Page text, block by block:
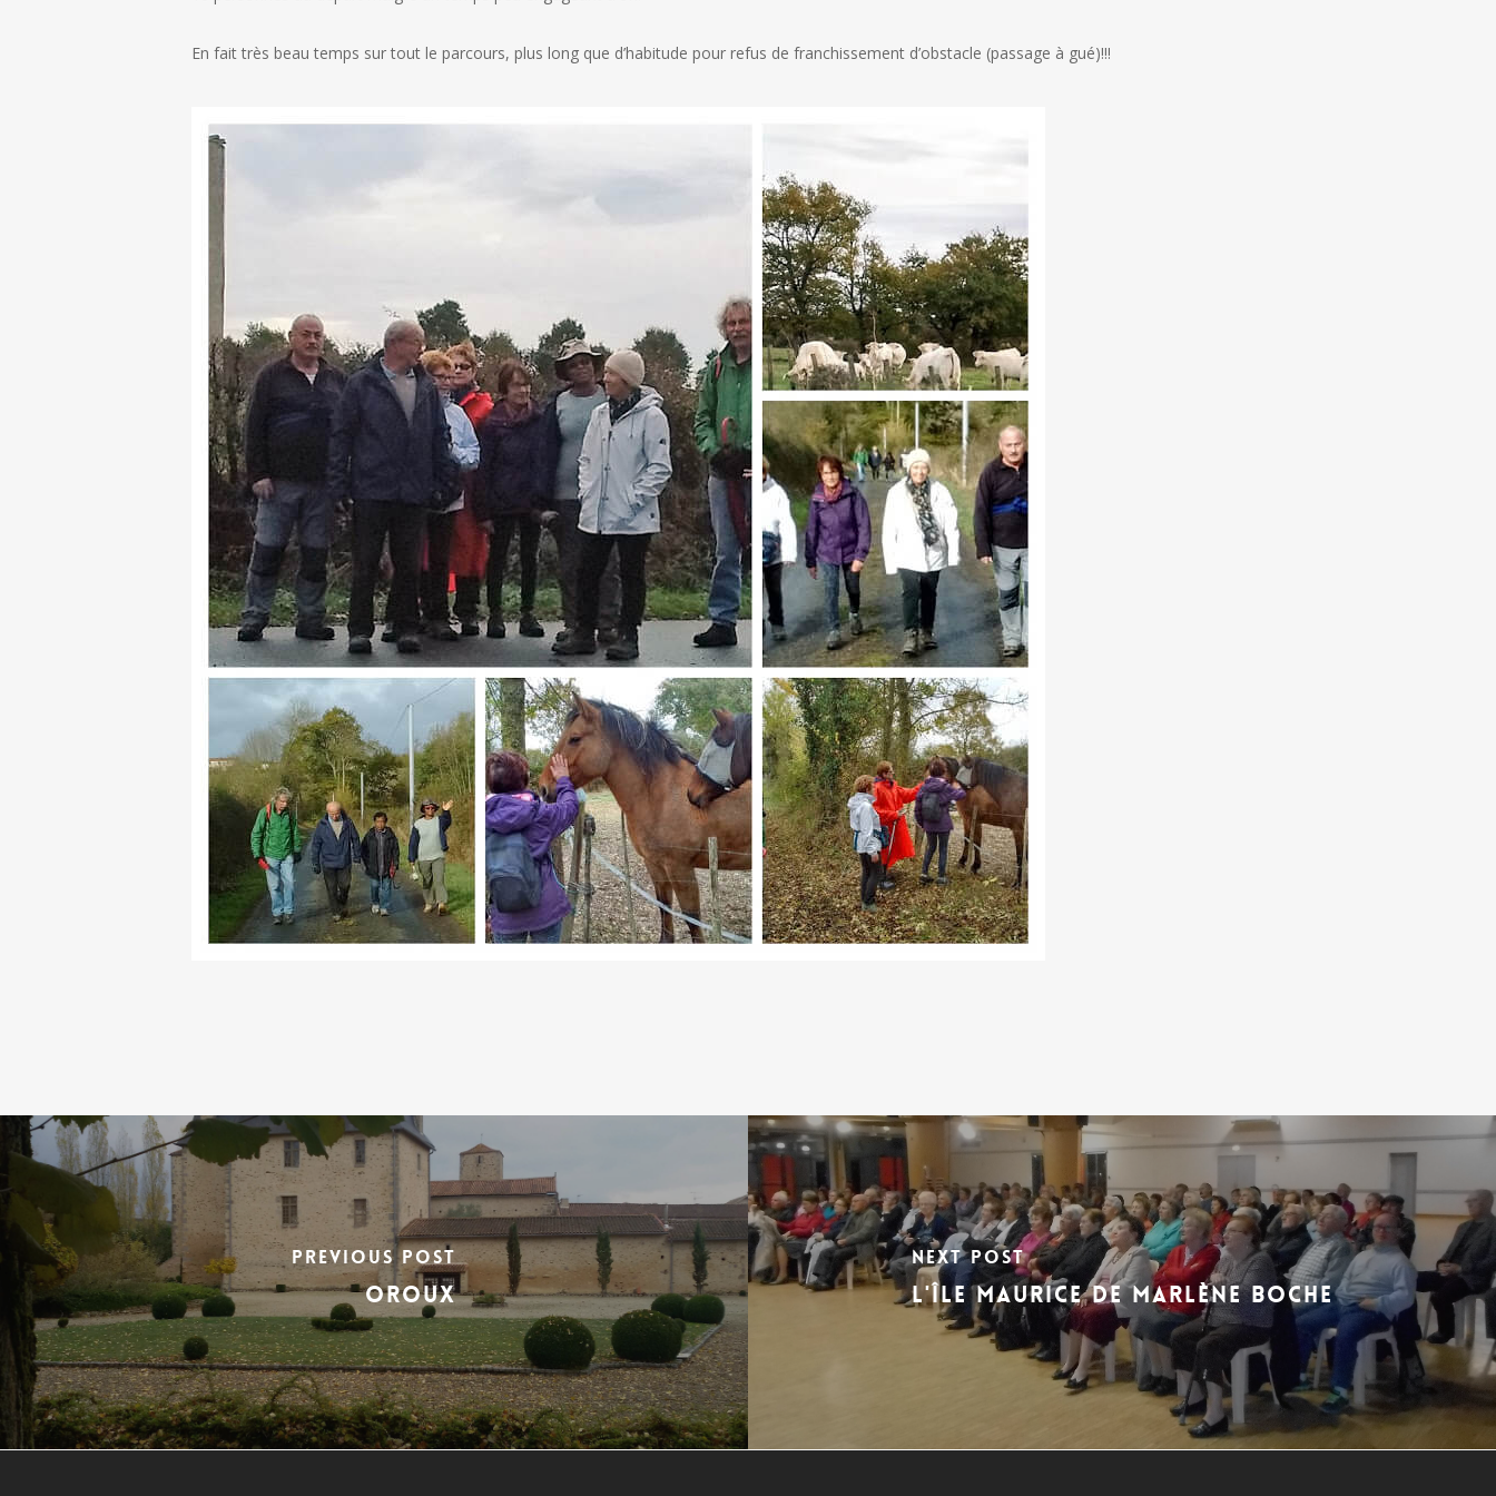
En fait très beau temps sur tout le parcours, plus long que d’habitude pour refus de franchissement d’obstacle (passage à gué)!!!
Previous Post
OROUX
Next Post
l'île MAURICE de Marlène Boche